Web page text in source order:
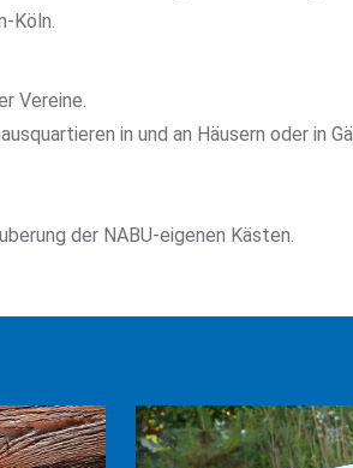
Köln.
Vereine.
in und an Häusern oder in
der NABU-eigenen Kästen.